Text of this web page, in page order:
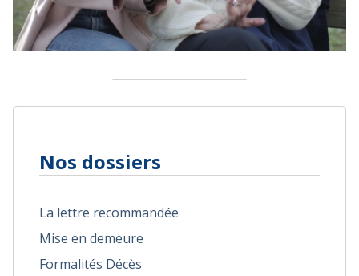
Nos dossiers
La lettre recommandée
Mise en demeure
Formalités Décès